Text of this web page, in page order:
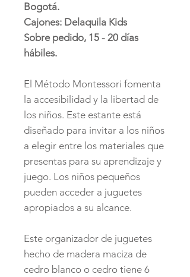
Bogotá.
Cajones: Delaquila Kids
Sobre pedido, 15 - 20 días
hábiles.
El Método Montessori fomenta
la accesibilidad y la libertad de
los niños. Este estante está
diseñado para invitar a los niños
a elegir entre los materiales que
presentas para su aprendizaje y
juego. Los niños pequeños
pueden acceder a juguetes
apropiados a su alcance.
Este organizador de juguetes
hecho de madera maciza de
cedro blanco o cedro tiene 6